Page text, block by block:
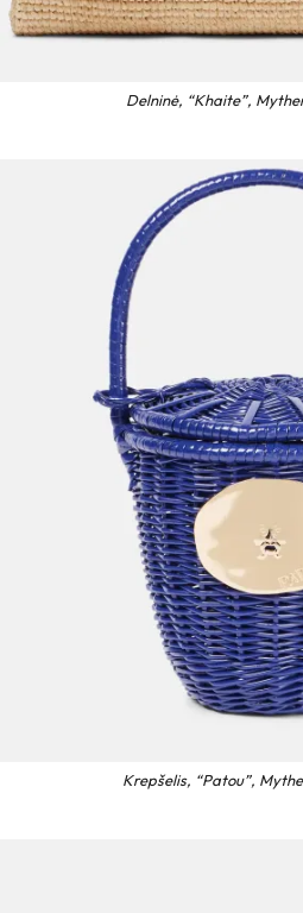
Delninė, “Khaite”,
Krepšelis, “Patou”,